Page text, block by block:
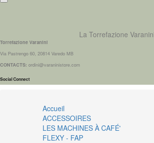
La Torrefazione
Torrefazione Varanini
Via Pastrengo 60, 20814 Varedo MB
CONTACTS: ordini@varaninistore.com
Social Connect
Accueil
ACCESSOIRES
LES MACHINES À CAFÉ'
FLEXY - FAP